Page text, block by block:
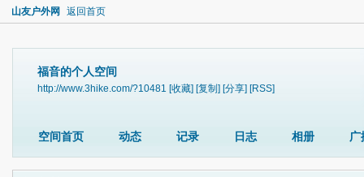
山友户外网 返回首页
福音的个人空间
http://www.3hike.com/?10481 [收藏] [复制] [分享] [RSS]
空间首页 动态 记录 日志 相册 广